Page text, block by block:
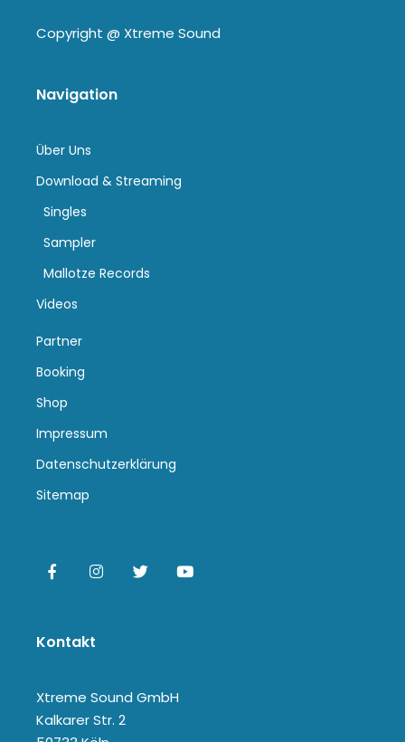
Copyright @ Xtreme Sound
Navigation
Über Uns
Download & Streaming
Singles
Sampler
Mallotze Records
Videos
Partner
Booking
Shop
Impressum
Datenschutzerklärung
Sitemap
Kontakt
Xtreme Sound GmbH
Kalkarer Str. 2